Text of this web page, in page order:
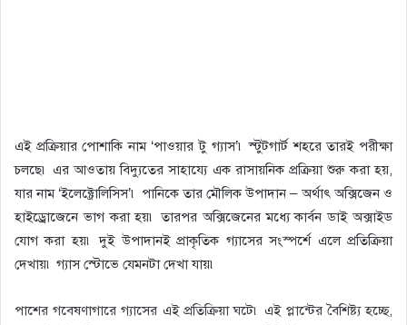
এই প্রক্রিয়ার পোশাকি নাম ‘পাওয়ার টু গ্যাস’৷ স্টুটগার্ট শহরে তারই পরীক্ষা
চলছে৷ এর আওতায় বিদ্যুতের সাহায্যে এক রাসায়নিক প্রক্রিয়া শুরু করা হয়,
যার নাম ‘ইলেক্ট্রোলিসিস’৷ পানিকে তার মৌলিক উপাদান – অর্থাৎ অক্সিজেন ও
হাইড্রোজেনে ভাগ করা হয়৷ তারপর অক্সিজেনের মধ্যে কার্বন ডাই অক্সাইড
যোগ করা হয়৷ দুই উপাদানই প্রাকৃতিক গ্যাসের সংস্পর্শে এলে প্রতিক্রিয়া
দেখায়৷ গ্যাস স্টোভে যেমনটা দেখা যায়৷
পাশের গবেষণাগারে গ্যাসের এই প্রতিক্রিয়া ঘটে৷ এই প্লান্টের বৈশিষ্ট্য হচ্ছে,